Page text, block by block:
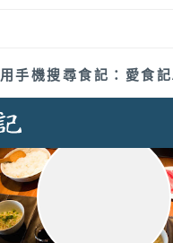
用手機搜尋食記：愛食